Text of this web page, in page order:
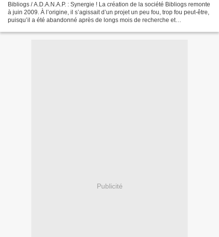
Bibliogs / A.D.A.N.A.P. : Synergie ! La création de la société Bibliogs remonte
à juin 2009. À l’origine, il s’agissait d’un projet un peu fou, trop fou peut-être,
puisqu’il a été abandonné après de longs mois de recherche et
Publicité